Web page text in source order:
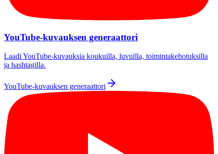
YouTube-kuvauksen generaattori
Laadi YouTube-kuvauksia koukuilla, luvuilla, toimintakehotuksilla
ja hashtagilla.
YouTube-kuvauksen generaattori